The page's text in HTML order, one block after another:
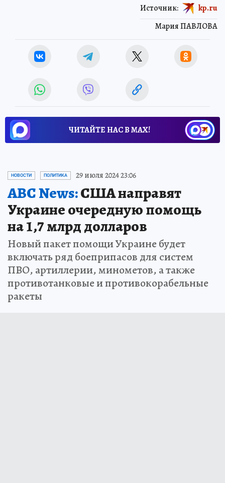
Мария ПАВЛОВА
Источник: kp.ru
ЧИТАЙТЕ НАС В МАХ!
НОВОСТИ ПОЛИТИКА 29 июля 2024 23:06
ABC News:США направят
Украине очередную помощь
на 1,7 млрд долларов
Новый пакет помощи Украине будет
включать ряд боеприпасов для систем
ПВО, артиллерии, минометов, а также
противотанковые и противокорабельные
ракеты